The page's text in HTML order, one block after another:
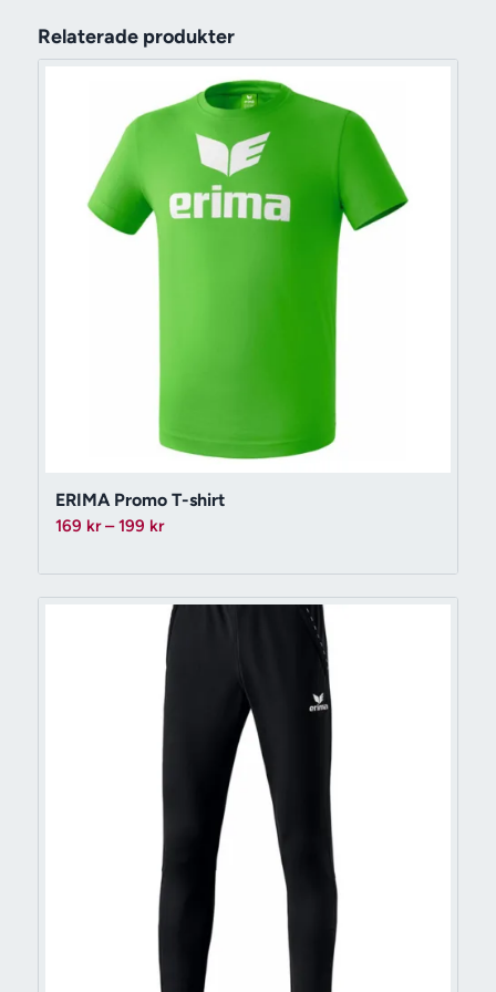
Relaterade produkter
ERIMA Promo T-shirt
169 kr – 199 krPrisintervall:
till
199 kr